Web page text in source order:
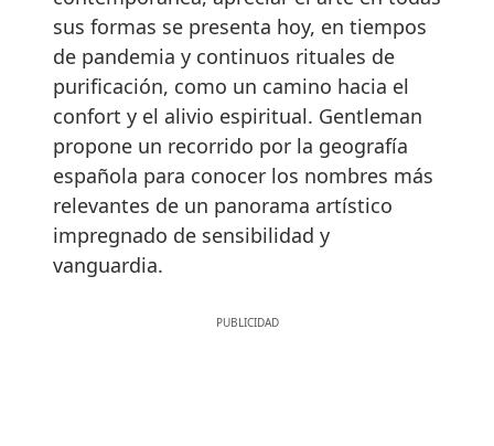
sus formas se presenta hoy, en tiempos
de pandemia y continuos rituales de
purificación, como un camino hacia el
confort y el alivio espiritual. Gentleman
propone un recorrido por la geografía
española para conocer los nombres más
relevantes de un panorama artístico
impregnado de sensibilidad y
vanguardia.